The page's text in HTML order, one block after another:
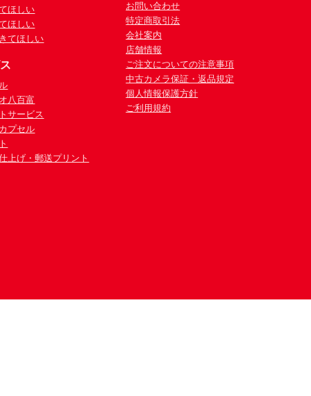
ほしい
ほしい
てほしい
八百富
サービス
プセル
上げ・郵送プリント
お問い合わせ
特定商取引法
会社案内
店舗情報
ご注文についての注意事項
中古カメラ保証・返品規定
個人情報保護方針
ご利用規約